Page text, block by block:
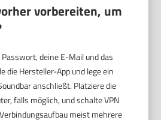
vorbereiten, um
deine E-Mail und das
die Hersteller-App und lege ein
anschließt. Platziere die
falls möglich, und schalte VPN
meist mehrere